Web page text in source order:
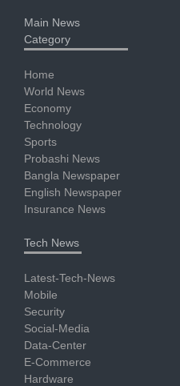
Main News
Category
Home
World News
Economy
Technology
Sports
Probashi News
Bangla Newspaper
English Newspaper
Insurance News
Tech News
Latest-Tech-News
Mobile
Security
Social-Media
Data-Center
E-Commerce
Hardware